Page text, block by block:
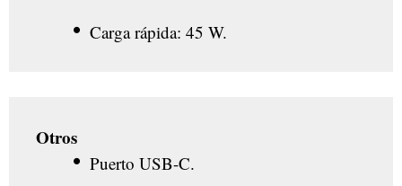
Carga rápida: 45 W.
Otros
Puerto USB-C.